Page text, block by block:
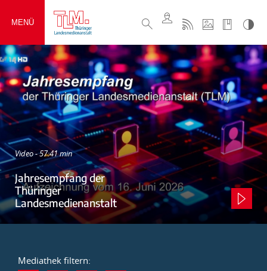
MENÜ
Video - 57:41 min
Jahresempfang der
Thüringer
Landesmedienanstalt
Mediathek filtern: